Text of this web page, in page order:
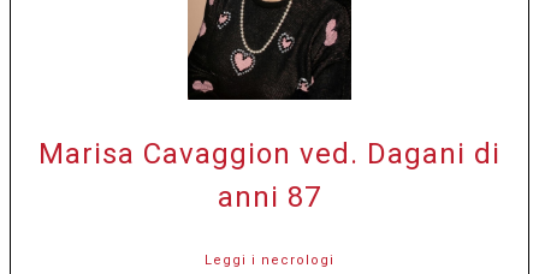
Marisa Cavaggion ved. Dagani di
anni 87
Leggi i necrologi